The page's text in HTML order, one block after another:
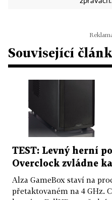
Související
TEST: Levný herní
Overclock zvládne
Alza GameBox staví na
přetaktovaném na 4 GHz.